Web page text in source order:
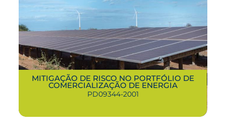
MITIGAÇÃO DE RISCO NO PORTFÓLIO DE
COMERCIALIZAÇÃO DE ENERGIA
PD09344-2001